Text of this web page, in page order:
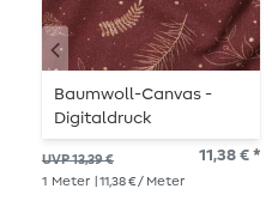
Baumwoll-Canvas -
Digitaldruck
Weihnachtszweige
Bordeaux
UVP 13,39 € 11,38 € *
1 Meter | 11,38 € / Meter